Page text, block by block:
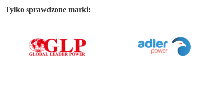
Tylko sprawdzone marki: